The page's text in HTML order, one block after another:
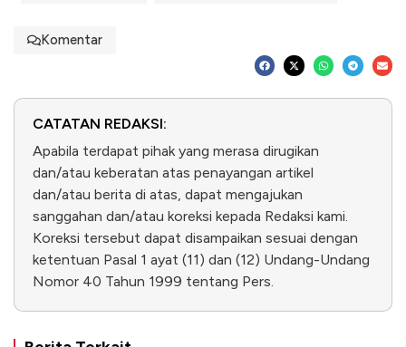
Komentar
CATATAN REDAKSI:
Apabila terdapat pihak yang merasa dirugikan
dan/atau keberatan atas penayangan artikel
dan/atau berita di atas, dapat mengajukan
sanggahan dan/atau koreksi kepada Redaksi kami.
Koreksi tersebut dapat disampaikan sesuai dengan
ketentuan Pasal 1 ayat (11) dan (12) Undang-Undang
Nomor 40 Tahun 1999 tentang Pers.